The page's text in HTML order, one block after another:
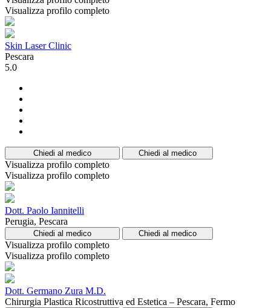
Visualizza profilo completo
Skin Laser Clinic
Pescara
5.0
Chiedi al medico Chiedi al medico
Visualizza profilo completo
Visualizza profilo completo
Dott. Paolo Iannitelli
Perugia, Pescara
Chiedi al medico Chiedi al medico
Visualizza profilo completo
Visualizza profilo completo
Dott. Germano Zura M.D.
Chirurgia Plastica Ricostruttiva ed Estetica – Pescara, Fermo